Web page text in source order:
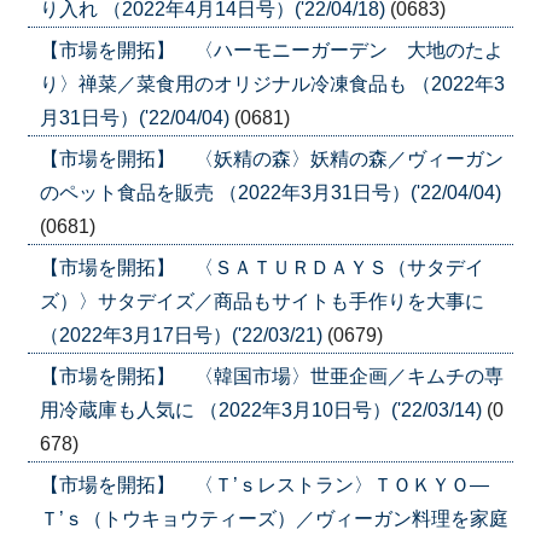
り入れ （2022年4月14日号）('22/04/18) (0683)
【市場を開拓】 〈ハーモニーガーデン 大地のたよ
り〉禅菜／菜食用のオリジナル冷凍食品も （2022年3
月31日号）('22/04/04) (0681)
【市場を開拓】 〈妖精の森〉妖精の森／ヴィーガン
のペット食品を販売 （2022年3月31日号）('22/04/04)
(0681)
【市場を開拓】 〈ＳＡＴＵＲＤＡＹＳ（サタデイ
ズ）〉サタデイズ／商品もサイトも手作りを大事に
（2022年3月17日号）('22/03/21) (0679)
【市場を開拓】 〈韓国市場〉世亜企画／キムチの専
用冷蔵庫も人気に （2022年3月10日号）('22/03/14) (0
678)
【市場を開拓】 〈Ｔ’ｓレストラン〉ＴＯＫＹＯ―
Ｔ’ｓ（トウキョウティーズ）／ヴィーガン料理を家庭